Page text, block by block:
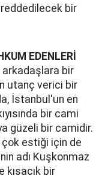
bir
EDENLERİ
arkadaşlara bir
utanç verici bir
İstanbul'un en
bir cami
güzeli bir camidir.
çok estiği için de
adı Kuşkonmaz
kısacık bir